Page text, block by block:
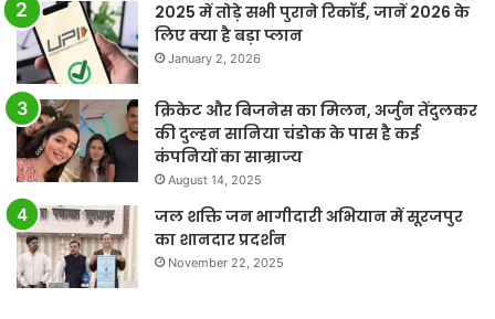
2025 में तोड़े सभी पुराने रिकॉर्ड, जानें 2026 के
लिए क्या है बड़ा प्लान
January 2, 2026
क्रिकेट और बिजनेस का मिलन, अर्जुन तेंदुलकर
की दुल्हन सानिया चंडोक के पास है कई
कंपनियों का साम्राज्य
August 14, 2025
जल शक्ति जन भागीदारी अभियान में सूरजपुर
का शानदार प्रदर्शन
November 22, 2025